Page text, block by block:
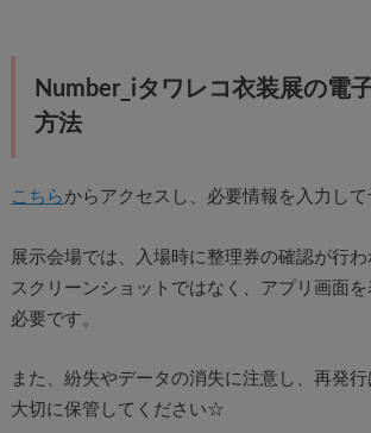
Number_iタワレコ衣装展の電
方法
こちら からアクセスし、必要情報を入力して
展示会場では、入場時に整理券の確認が行
スクリーンショットではなく、アプリ画面
必要です。
また、紛失やデータの消失に注意し、再発行
大切に保管してください☆